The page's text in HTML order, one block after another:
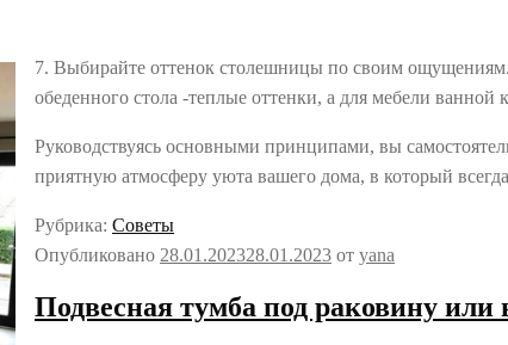
7. Выбирайте оттенок столешницы по своим
обеденного стола -теплые оттенки, а для мебели ванной
Руководствуясь основными принципами, вы
приятную атмосферу уюта вашего дома, в который всегда
Рубрика: Советы
Опубликовано 28.01.202328.01.2023 от yana
Подвесная тумба под раковину или